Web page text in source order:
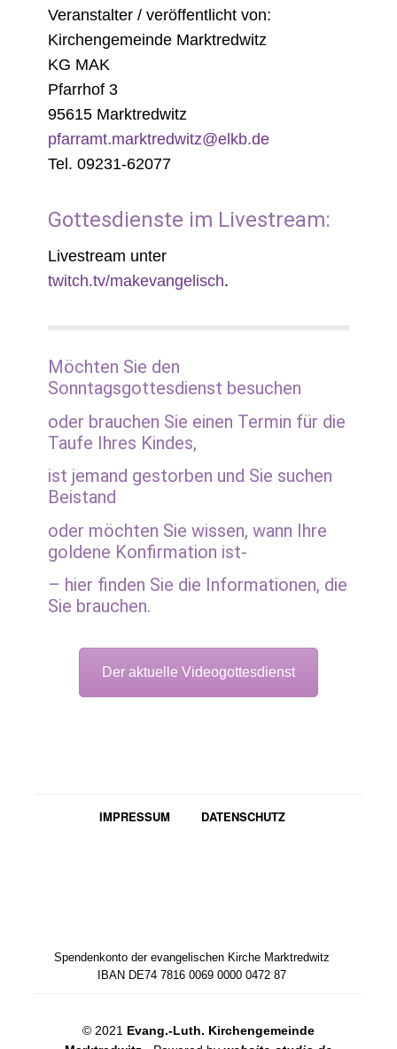
Veranstalter / veröffentlicht von:
Kirchengemeinde Marktredwitz
KG MAK
Pfarrhof 3
95615 Marktredwitz
pfarramt.marktredwitz@elkb.de
Tel. 09231-62077
Gottesdienste im Livestream:
Livestream unter
twitch.tv/makevangelisch.
Möchten Sie den
Sonntagsgottesdienst besuchen
oder brauchen Sie einen Termin für die
Taufe Ihres Kindes,
ist jemand gestorben und Sie suchen
Beistand
oder möchten Sie wissen, wann Ihre
goldene Konfirmation ist-
– hier finden Sie die Informationen, die
Sie brauchen.
Der aktuelle Videogottesdienst
IMPRESSUM DATENSCHUTZ
Spendenkonto der evangelischen Kirche Marktredwitz
IBAN DE74 7816 0069 0000 0472 87
© 2021 Evang.-Luth. Kirchengemeinde